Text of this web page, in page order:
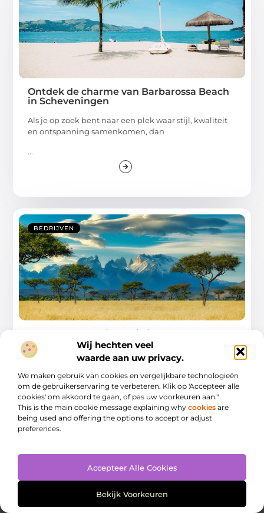
Wij hechten veel
waarde aan uw privacy.
We maken gebruik van cookies en vergelijkbare technologieën
om de gebruikerservaring te verbeteren. Klik op 'Accepteer alle
cookies' om akkoord te gaan, of pas uw voorkeuren aan."
This is the main cookie message explaining why cookies are
being used and offering the options to accept or adjust
preferences.
Accepteer Alle Cookies
Bekijk Voorkeuren
Ontdek de charme van Barbarossa Beach
in Scheveningen
Als je op zoek bent naar een plek waar stijl, kwaliteit
en ontspanning samenkomen, dan
...
BEDRIJVEN
Waarom vakantie Kenia jouw volgende
avontuur moet zijn
Heb je ooit gedroomd van een bestemming die zowel
avontuurlijk als ontspannend is, waar je
...